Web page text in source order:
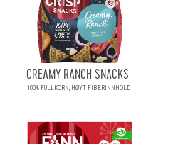
CREAMY RANCH SNACKS
100% FULLKORN, HØYT FIBERINNHOLD